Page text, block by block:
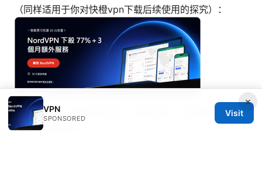
（同样适用于你对快橙vpn下载后续使用的探究）：
牧牛云网址 VPN 使用指南：如何选择、配置与提升隐私
安全的完整攻略
×
VPN
SPONSORED
Visit